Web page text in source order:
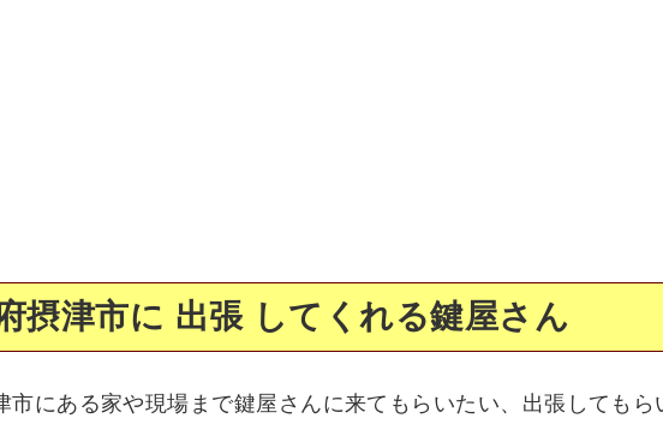
摂津市に 出張 してくれる鍵屋さん
市にある家や現場まで鍵屋さんに来てもらいたい、出張しても